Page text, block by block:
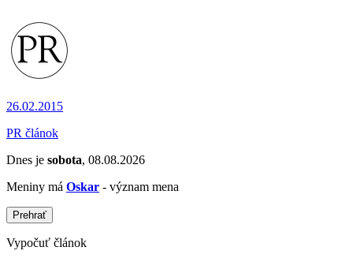
26.02.2015
PR článok
Dnes je sobota, 08.08.2026
Meniny má Oskar - význam mena
Prehrať
Vypočuť článok